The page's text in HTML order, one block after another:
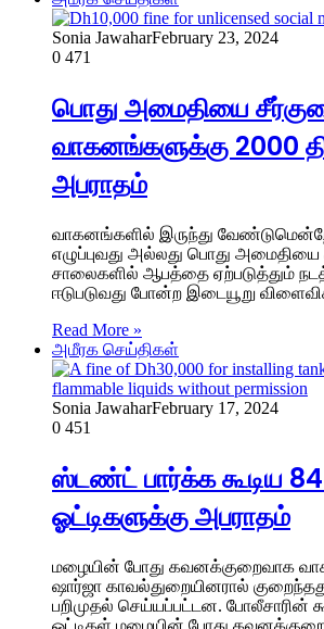
Sonia JawaharFebruary 23, 2024
0 471
பொது அமைதியை
வாகனங்களுக்கு 2000
அபராதம்
வாகனங்களில் இருந்து
எழுப்புவது அல்லது பொது அமைதியை
சாலைகளில் ஆபத்தை ஏற்படுத்தும்
ஈடுபடுவது போன்ற இடையூறு
Read More »
அமீரக செய்திகள்
Sonia JawaharFebruary 17, 2024
0 451
ஸ்டண்ட் பார்க்க கூடிய
ஓட்டிகளுக்கு அபராதம்
மழையின் போது கவனக்குறைவாக
ஷார்ஜா காவல்துறையினரால்
பறிமுதல் செய்யப்பட்டன. போலீசாரின்
ஓட்டிகள் மழையின் போது